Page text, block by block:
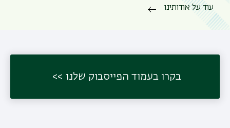
עוד על אודותינו
בקרו בעמוד הפייסבוק שלנו